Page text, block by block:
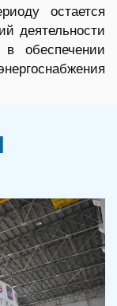
остается
деятельности
обеспечении